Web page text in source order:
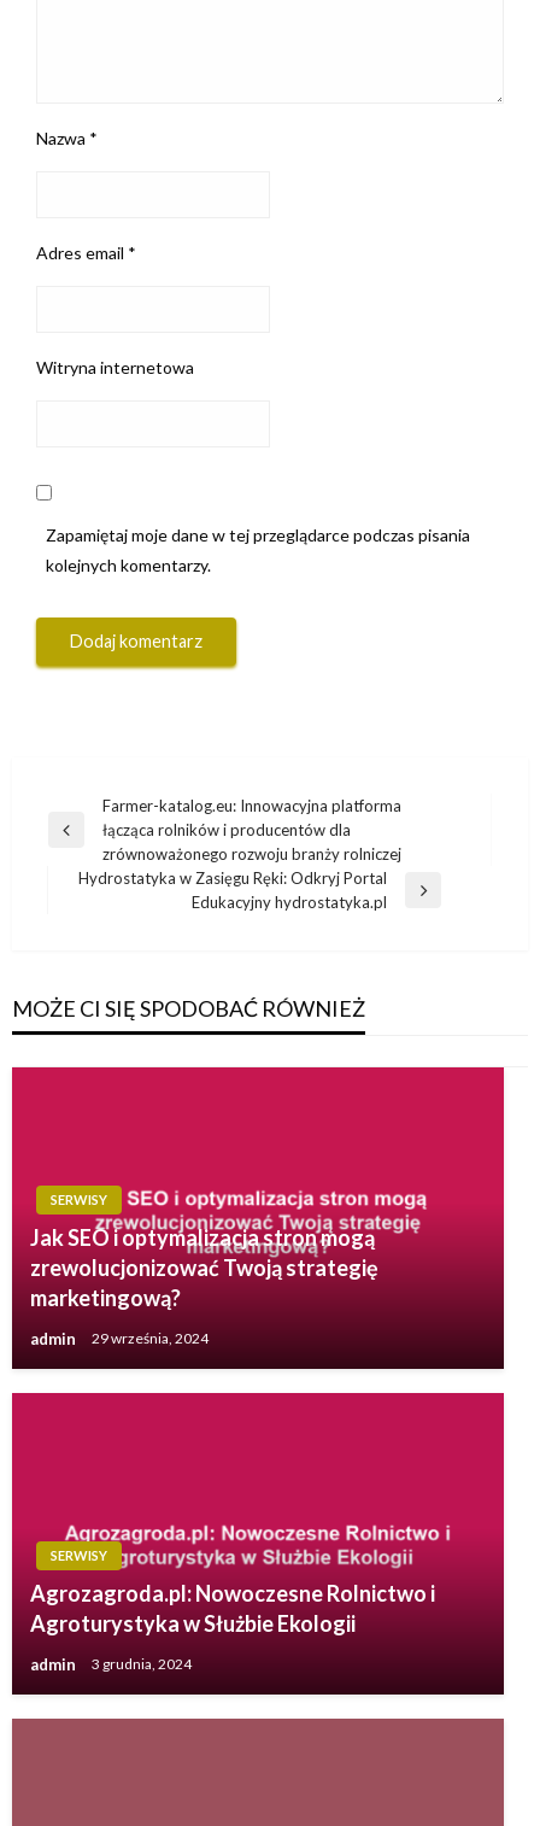
Nazwa *
Adres email *
Witryna internetowa
Zapamiętaj moje dane w tej przeglądarce podczas pisania
kolejnych komentarzy.
Nawigacja
wpisu
Poprzedni
Farmer-katalog.eu: Innowacyjna platforma
łącząca rolników i producentów dla
zrównoważonego rozwoju branży rolniczej
Hydrostatyka w Zasięgu Ręki: Odkryj Portal
Edukacyjny hydrostatyka.pl
MOŻE CI SIĘ SPODOBAĆ RÓWNIEŻ
SERWISY
Jak SEO i optymalizacja stron mogą
zrewolucjonizować Twoją strategię
marketingową?
admin 29 września, 2024
SERWISY
Agrozagroda.pl: Nowoczesne Rolnictwo i
Agroturystyka w Służbie Ekologii
admin 3 grudnia, 2024